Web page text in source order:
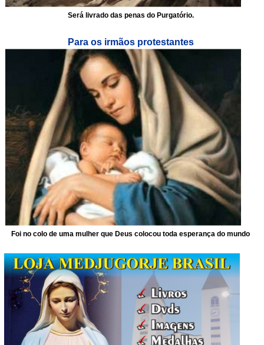
Será livrado das penas do Purgatório.
Para os irmãos protestantes
Foi no colo de uma mulher que Deus colocou toda esperança do mundo